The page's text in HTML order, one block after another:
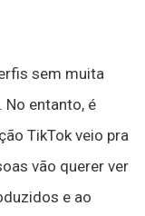
sem muita
entanto, é
TikTok veio pra
vão querer ver
e ao